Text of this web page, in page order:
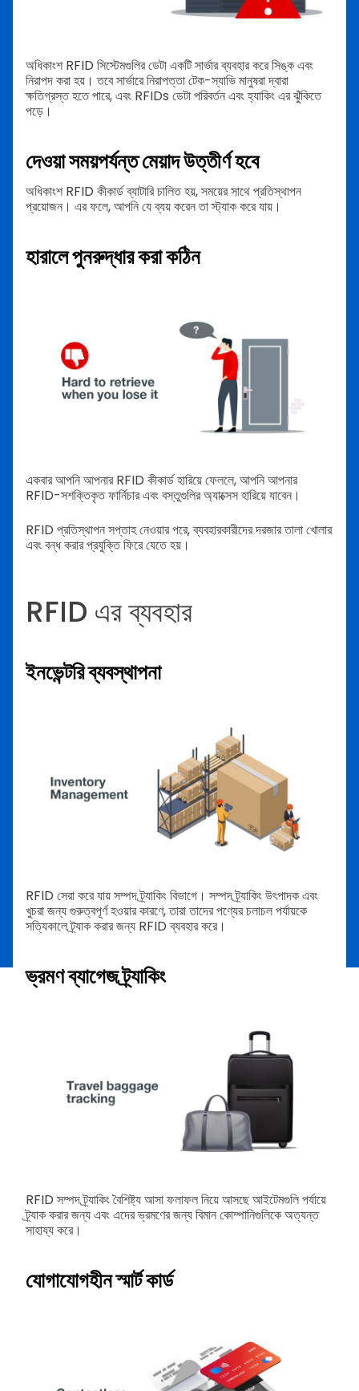
অধিকাংশ RFID সিস্টেমগুলির ডেটা একটি সার্ভার ব্যবহার করে সিঙ্ক এবং
নিরাপদ করা হয়। তবে সার্ভারে নিরাপত্তা টেক-স্যাভি মানুষরা দ্বারা
ক্ষতিগ্রস্ত হতে পারে, এবং RFIDs ডেটা পরিবর্তন এবং হ্যাকিং এর ঝুঁকিতে
পড়ে।
দেওয়া সময়পর্যন্ত মেয়াদ উত্তীর্ণ হবে
অধিকাংশ RFID কীকার্ড ব্যাটারি চালিত হয়, সময়ের সাথে প্রতিস্থাপন
প্রয়োজন। এর ফলে, আপনি যে ব্যয় করেন তা স্ট্যাক করে যায়।
হারালে পুনরুদ্ধার করা কঠিন
একবার আপনি আপনার RFID কীকার্ড হারিয়ে ফেললে, আপনি আপনার
RFID-সশক্তিকৃত ফার্নিচার এবং বস্তুগুলির অ্যাক্সেস হারিয়ে যাবেন।
RFID প্রতিস্থাপন সপ্তাহ নেওয়ার পরে, ব্যবহারকারীদের দরজার তালা খোলার
এবং বন্ধ করার প্রযুক্তি ফিরে যেতে হয়।
RFID এর ব্যবহার
ইনভেন্টরি ব্যবস্থাপনা
RFID সেরা করে যায় সম্পদ ট্র্যাকিং বিভাগে। সম্পদ ট্র্যাকিং উৎপাদক এবং
খুচরা জন্য গুরুত্বপূর্ণ হওয়ার কারণে, তারা তাদের পণ্যের চলাচল পর্যায়কে
সত্যিকালে ট্র্যাক করার জন্য RFID ব্যবহার করে।
ভ্রমণ ব্যাগেজ ট্র্যাকিং
RFID সম্পদ ট্র্যাকিং বৈশিষ্ট্য আসা ফলাফল নিয়ে আসছে আইটেমগুলি পর্যায়ে
ট্র্যাক করার জন্য এবং এদের ভ্রমণের জন্য বিমান কোম্পানিগুলিকে অত্যন্ত
সাহায্য করে।
যোগাযোগহীন স্মার্ট কার্ড